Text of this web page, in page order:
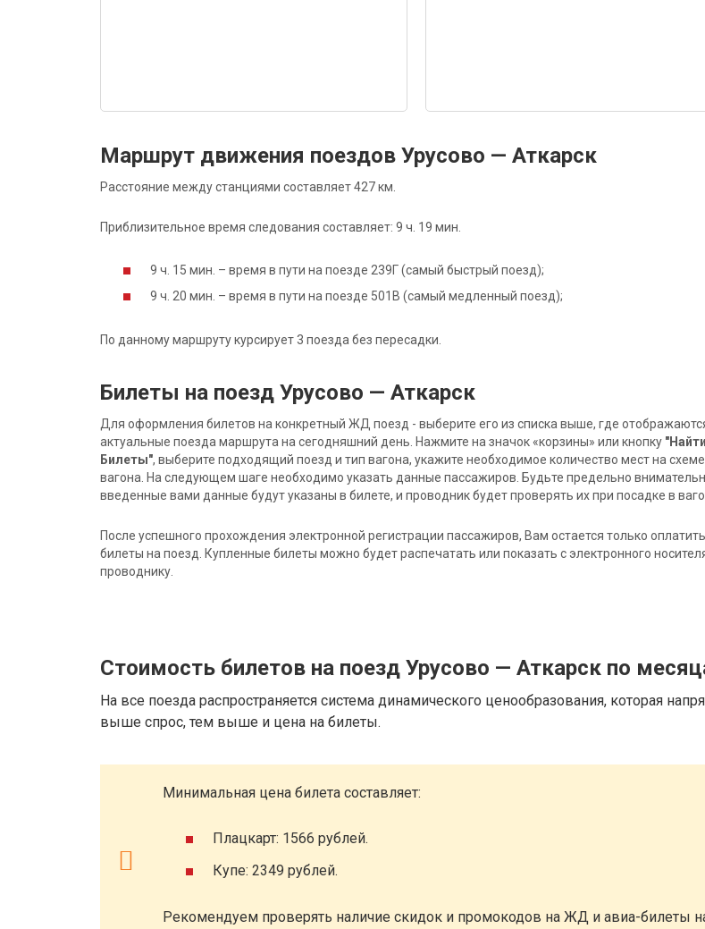
Маршрут движения поездов Урусово — Аткарск
Расстояние между станциями составляет 427 км.
Приблизительное время следования составляет: 9 ч. 19 мин.
9 ч. 15 мин. – время в пути на поезде 239Г (самый быстрый поезд);
9 ч. 20 мин. – время в пути на поезде 501В (самый медленный поезд);
По данному маршруту курсирует 3 поезда без пересадки.
Билеты на поезд Урусово — Аткарск
Для оформления билетов на конкретный ЖД поезд - выберите его из списка выше, где
актуальные поезда маршрута на сегодняшний день. Нажмите на значок «корзины» или кнопку "Найти
Билеты", выберите подходящий поезд и тип вагона, укажите необходимое количество мест на схеме
вагона. На следующем шаге необходимо указать данные пассажиров. Будьте предельно
введенные вами данные будут указаны в билете, и проводник будет проверять их при посадке в
После успешного прохождения электронной регистрации пассажиров, Вам остается только оплатить
билеты на поезд. Купленные билеты можно будет распечатать или показать с электронного
проводнику.
Стоимость билетов на поезд Урусово — Аткарск по
На все поезда распространяется система динамического ценообразования, которая
выше спрос, тем выше и цена на билеты.
Минимальная цена билета составляет:
Плацкарт: 1566 рублей.
Купе: 2349 рублей.
Рекомендуем проверять наличие скидок и промокодов на ЖД и авиа-билеты